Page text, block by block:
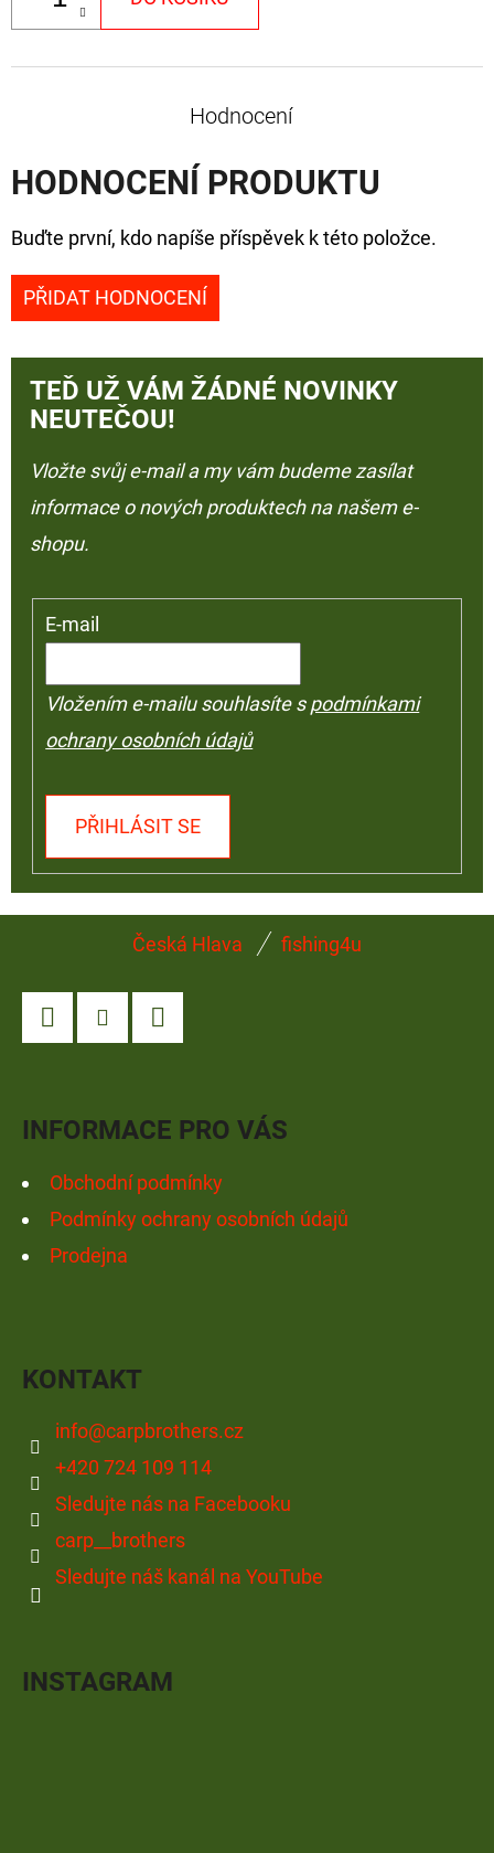
Hodnocení
HODNOCENÍ PRODUKTU
Buďte první, kdo napíše příspěvek k této položce.
PŘIDAT HODNOCENÍ
TEĎ UŽ VÁM ŽÁDNÉ NOVINKY
NEUTEČOU!
Vložte svůj e-mail a my vám budeme zasílat
informace o nových produktech na našem e-
shopu.
E-mail
Vložením e-mailu souhlasíte spodmínkami
ochrany osobních údajů
PŘIHLÁSIT SE
Česká Hlava fishing4u
INFORMACE PRO VÁS
Obchodní podmínky
Podmínky ochrany osobních údajů
Prodejna
KONTAKT
info@carpbrothers.cz
+420 724 109 114
Sledujte nás na Facebooku
carp__brothers
Sledujte náš kanál na YouTube
INSTAGRAM